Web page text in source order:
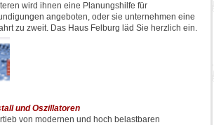
wird ihnen eine Planungshilfe für
angeboten, oder sie unternehmen eine
zu zweit. Das Haus Felburg läd Sie herzlich ein.
und Oszillatoren
von modernen und hoch belastbaren